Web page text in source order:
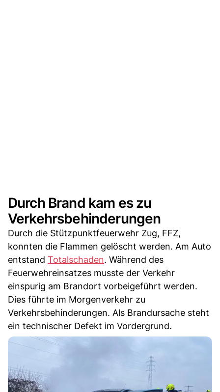
Durch Brand kam es zu
Verkehrsbehinderungen
Durch die Stützpunktfeuerwehr Zug, FFZ,
konnten die Flammen gelöscht werden. Am Auto
entstand Totalschaden. Während des
Feuerwehreinsatzes musste der Verkehr
einspurig am Brandort vorbeigeführt werden.
Dies führte im Morgenverkehr zu
Verkehrsbehinderungen. Als Brandursache steht
ein technischer Defekt im Vordergrund.